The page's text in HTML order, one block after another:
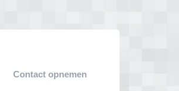
Contact opnemen